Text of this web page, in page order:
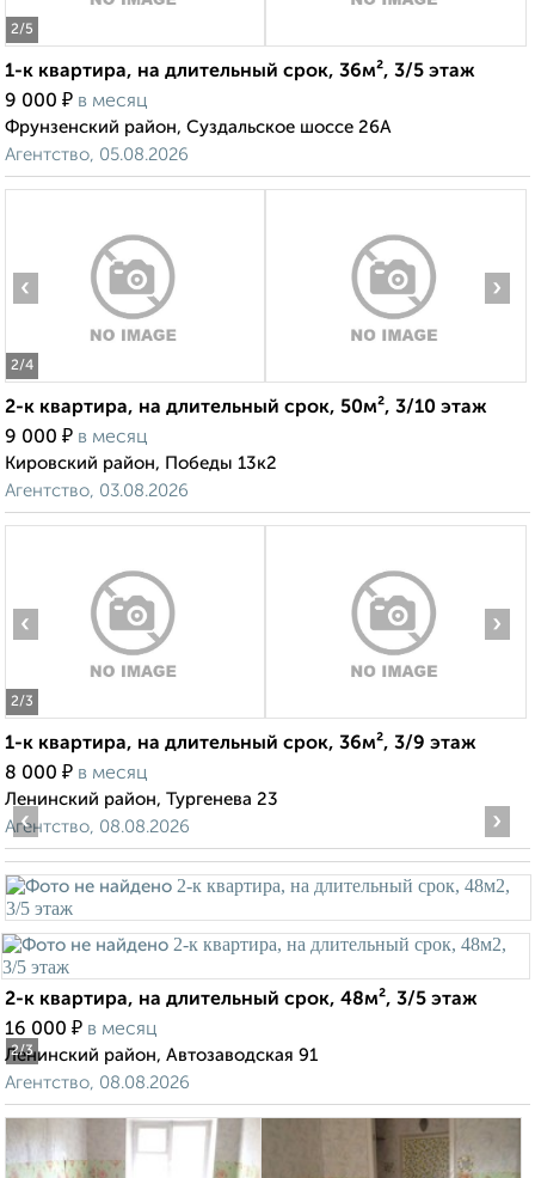
2/5
1-к квартира, на длительный срок, 36м², 3/5 этаж
9 000 ₽ в месяц
Фрунзенский район, Суздальское шоссе 26А
Агентство, 05.08.2026
2/4
‹ ›
2-к квартира, на длительный срок, 50м², 3/10 этаж
9 000 ₽ в месяц
Кировский район, Победы 13к2
Агентство, 03.08.2026
2/3
‹ ›
1-к квартира, на длительный срок, 36м², 3/9 этаж
8 000 ₽ в месяц
Ленинский район, Тургенева 23
Агентство, 08.08.2026
2/3
‹ ›
2-к квартира, на длительный срок, 48м², 3/5 этаж
16 000 ₽ в месяц
Ленинский район, Автозаводская 91
Агентство, 08.08.2026